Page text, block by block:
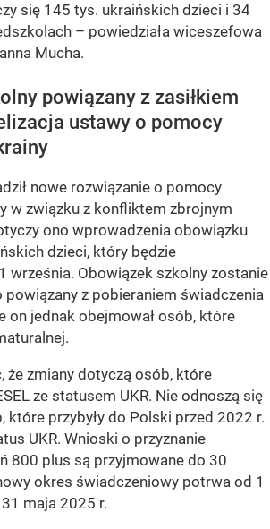
się 145 tys. ukraińskich dzieci i 34
– powiedziała wiceszefowa
Mucha.
powiązany z zasiłkiem
ustawy o pomocy
nowe rozwiązanie o pomocy
w związku z konfliktem zbrojnym
ono wprowadzenia obowiązku
dzieci, który będzie
września. Obowiązek szkolny zostanie
z pobieraniem świadczenia
on jednak obejmował osób, które
że zmiany dotyczą osób, które
ze statusem UKR. Nie odnoszą się
które przybyły do Polski przed 2022 r.
UKR. Wnioski o przyznanie
800 plus są przyjmowane do 30
okres świadczeniowy potrwa od 1
maja 2025 r.